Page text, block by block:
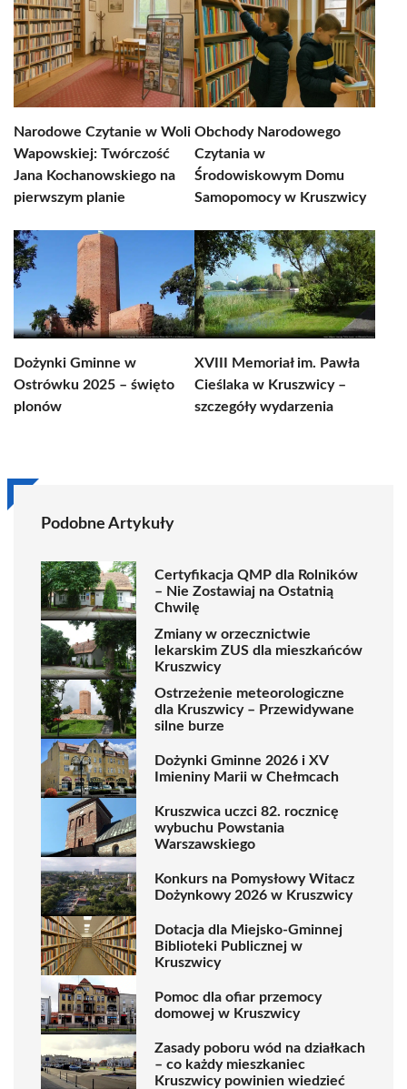
Narodowe Czytanie w Woli
Wapowskiej: Twórczość
Jana Kochanowskiego na
pierwszym planie
Obchody Narodowego
Czytania w
Środowiskowym Domu
Samopomocy w Kruszwicy
Dożynki Gminne w
Ostrówku 2025 – święto
plonów
XVIII Memoriał im. Pawła
Cieślaka w Kruszwicy –
szczegóły wydarzenia
Podobne Artykuły
Certyfikacja QMP dla Rolników
– Nie Zostawiaj na Ostatnią
Chwilę
Zmiany w orzecznictwie
lekarskim ZUS dla mieszkańców
Kruszwicy
Ostrzeżenie meteorologiczne
dla Kruszwicy – Przewidywane
silne burze
Dożynki Gminne 2026 i XV
Imieniny Marii w Chełmcach
Kruszwica uczci 82. rocznicę
wybuchu Powstania
Warszawskiego
Konkurs na Pomysłowy Witacz
Dożynkowy 2026 w Kruszwicy
Dotacja dla Miejsko-Gminnej
Biblioteki Publicznej w
Kruszwicy
Pomoc dla ofiar przemocy
domowej w Kruszwicy
Zasady poboru wód na działkach
– co każdy mieszkaniec
Kruszwicy powinien wiedzieć